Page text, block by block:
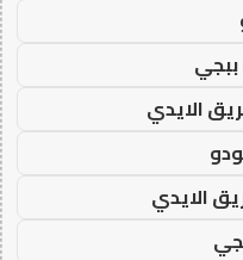
الايدي
الايدي